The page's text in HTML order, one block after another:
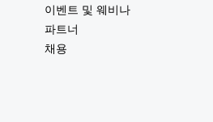
이벤트 및 웨비나
파트너
채용